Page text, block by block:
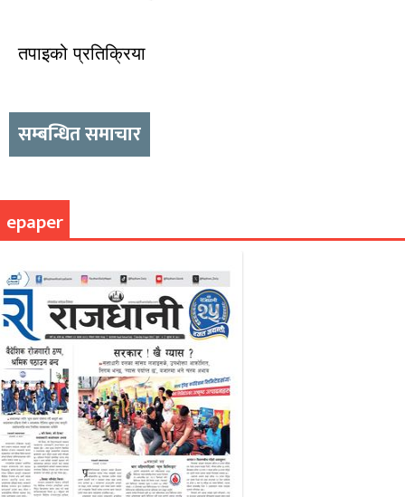
तपाइको प्रतिक्रिया
सम्बन्धित समाचार
epaper